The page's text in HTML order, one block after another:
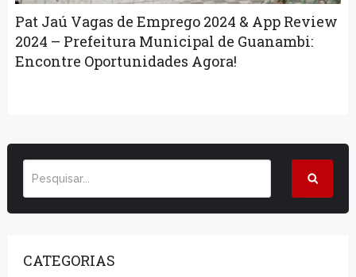
Pat Jaú Vagas de Emprego 2024 & App Review
2024 – Prefeitura Municipal de Guanambi:
Encontre Oportunidades Agora!
CATEGORIAS